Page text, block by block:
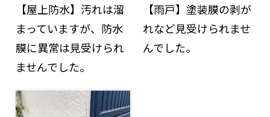
【屋上防水】汚れは溜
まっていますが、防水
膜に異常は見受けられ
ませんでした。
【雨戸】塗装膜の剥が
れなど見受けられませ
んでした。